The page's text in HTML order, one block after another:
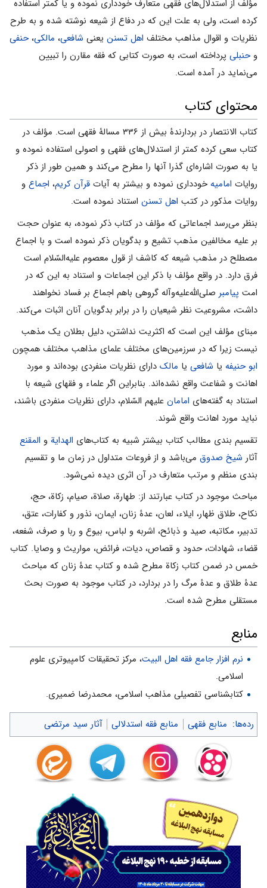
مؤلف از استدلال‌های فقهی متعارف خودداری نموده و یا کمتر استفاده
کرده است، ولی به علت این که در دفاع از شیعه نوشته شده و به طرح
نظریات و اقوال مذاهب مختلف اهل تسنن یعنی شافعی، مالکی،حنفی
وحنبلی پرداخته است، به صورت کتابی که فقه مقارن را تبیین
می‌نماید در آمده است.
محتوای کتاب
کتاب الانتصار در بردارندۀ بیش از ۳۳۶ مسالۀ فقهی است. مؤلف در
کتاب سعی کرده کمتر از استدلال‌های فقهی و اصولی استفاده نموده و
یا به صورت اشاره‌ای گذرا آنها را مطرح می‌کند و همین طور از ذکر
روایات امامیهخودداری نموده و بیشتر به آیات قرآن کریم، اجماع و
روایات مذکور در کتب اهل تسنن استناد نموده است.
بنظر می‌رسد اجماعاتی که مؤلف در کتاب ذکر نموده، به عنوان حجت
بر علیه مخالفین مذهب تشیع و بدگویان ذکر نموده است و با اجماع
مصطلح در مذهب شیعه که کاشف از قول معصوم علیه‌السّلام است
فرق دارد. در واقع مؤلف با ذکر این اجماعات و استناد به این که در
امت پیامبر صلی‌الله‌علیه‌و‌آله‌ گروهی باهم اجماع بر فساد نخواهند
داشت، مشروعیت نظر شیعیان را در برابر بدگویان آنان اثبات می‌کند.
مبنای مؤلف این است که اکثریت نداشتن، دلیل بطلان یک مذهب
نیست زیرا که در سرزمین‌های مختلف علمای مذاهب مختلف همچون
ابو حنیفه یا شافعی یا مالک دارای نظریات منفردی بوده‌اند و مورد
اهانت و شفاعت واقع نشده‌اند. بنابراین اگر علماء و فقهای شیعه با
استناد به گفته‌های امامان علیهم السّلام، دارای نظریات منفردی باشند،
نباید مورد اهانت واقع شوند.
تقسیم بندی مطالب کتاب بیشتر شبیه به کتاب‌های الهدایة و المقنع
آثار شیخ صدوق می‌باشد و از فروعات متداول در زمان ما و تقسیم
بندی منظم و مرتب متعارف در آن اثری دیده نمی‌شود.
مباحث موجود در کتاب عبارتند از: طهارة، صلاة، صیام، زکاة، حج،
نکاح، طلاق ظهار، ایلاء، لعان، عدۀ زنان، ایمان، نذور و کفارات، عتق،
تدبیر، مکاتبه، صید و ذبائح، اشربه و لباس، بیوع و ربا و صرف، شفعه،
قضاء، شهادات، حدود و قصاص، دیات، فرائض، مواریث و وصایا. کتاب
خمس در ضمن کتاب زکاة مطرح شده و کتاب عدۀ زنان که مباحث
عدۀ طلاق و عدۀ مرگ را در بردارد، در کتاب موجود به صورت بحث
مستقلی مطرح شده است.
منابع
نرم افزار جامع فقه اهل البیت، مرکز تحقیقات کامپیوتری علوم
اسلامی.
کتابشناسی تفصیلی مذاهب اسلامی، محمدرضا ضمیری.
رده‌ها: منابع فقهی منابع فقه استدلالی آثار سید مرتضی